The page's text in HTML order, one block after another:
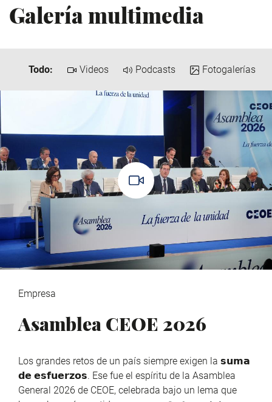
Galería multimedia
Todo: Videos Podcasts Fotogalerías
Empresa
Asamblea CEOE 2026
Los grandes retos de un país siempre exigen la 𝘀𝘂𝗺𝗮
𝗱𝗲 𝗲𝘀𝗳𝘂𝗲𝗿𝘇𝗼𝘀. Ese fue el espíritu de la Asamblea
General 2026 de CEOE, celebrada bajo un lema que